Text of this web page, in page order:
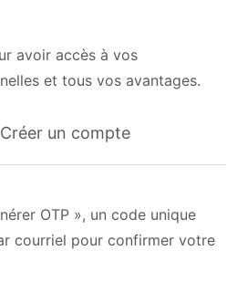
avoir accès à vos
et tous vos avantages.
Créer un compte
OTP », un code unique
courriel pour confirmer votre